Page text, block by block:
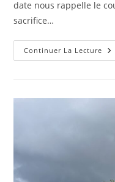
date nous rappelle le
sacrifice…
Continuer La Lecture